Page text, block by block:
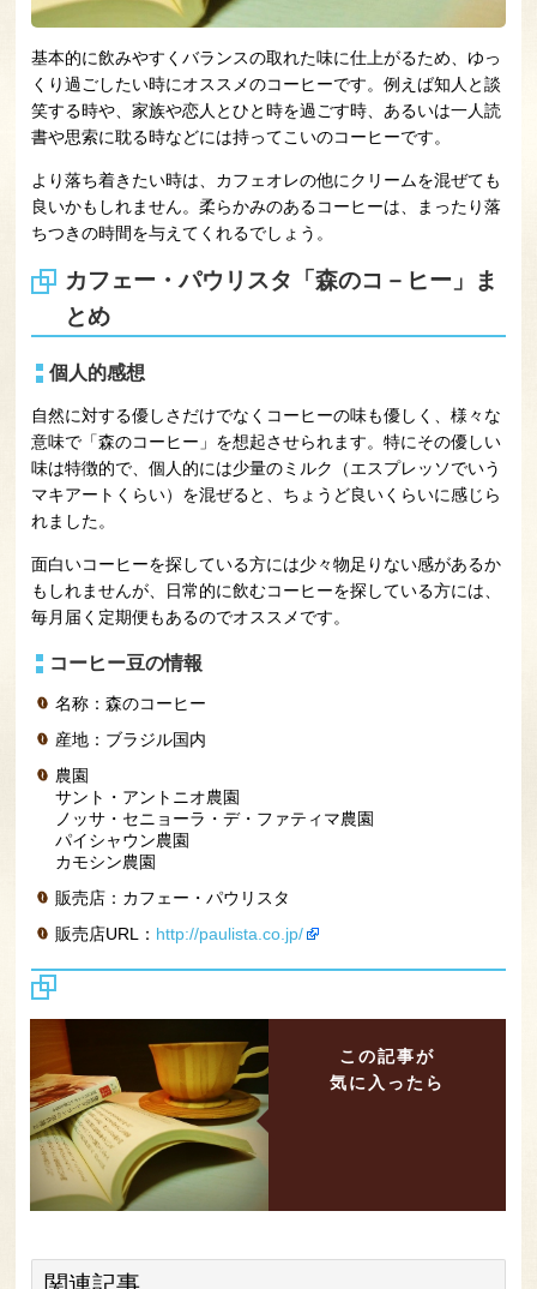
基本的に飲みやすくバランスの取れた味に仕上がるため、ゆっ
くり過ごしたい時にオススメのコーヒーです。例えば知人と談
笑する時や、家族や恋人とひと時を過ごす時、あるいは一人読
書や思索に耽る時などには持ってこいのコーヒーです。
より落ち着きたい時は、カフェオレの他にクリームを混ぜても
良いかもしれません。柔らかみのあるコーヒーは、まったり落
ちつきの時間を与えてくれるでしょう。
カフェー・パウリスタ「森のコ－ヒー」ま
とめ
個人的感想
自然に対する優しさだけでなくコーヒーの味も優しく、様々な
意味で「森のコーヒー」を想起させられます。特にその優しい
味は特徴的で、個人的には少量のミルク（エスプレッソでいう
マキアートくらい）を混ぜると、ちょうど良いくらいに感じら
れました。
面白いコーヒーを探している方には少々物足りない感があるか
もしれませんが、日常的に飲むコーヒーを探している方には、
毎月届く定期便もあるのでオススメです。
コーヒー豆の情報
名称：森のコーヒー
産地：ブラジル国内
農園
サント・アントニオ農園
ノッサ・セニョーラ・デ・ファティマ農園
パイシャウン農園
カモシン農園
販売店：カフェー・パウリスタ
販売店URL： http://paulista.co.jp/
この記事が
気に入ったら